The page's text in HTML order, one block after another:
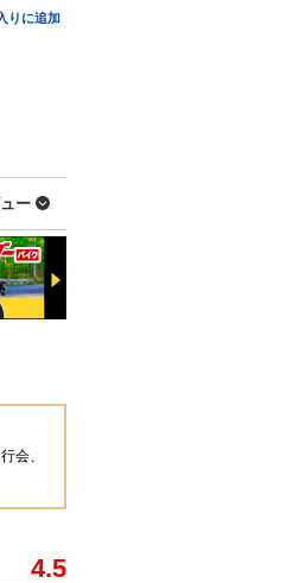
りに追加
ー
会、
4.5